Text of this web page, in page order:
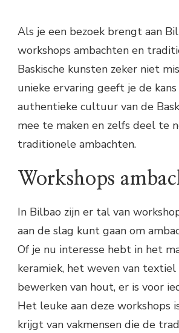
Als je een bezoek brengt aan
workshops ambachten en
Baskische kunsten zeker niet
unieke ervaring geeft je de
authentieke cultuur van de
mee te maken en zelfs deel te
traditionele ambachten.
Workshops
In Bilbao zijn er tal van
aan de slag kunt gaan om
Of je nu interesse hebt in het
keramiek, het weven van
bewerken van hout, er is voor
Het leuke aan deze workshops
krijgt van vakmensen die de